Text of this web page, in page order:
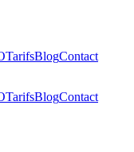
TarifsBlogContact
TarifsBlogContact